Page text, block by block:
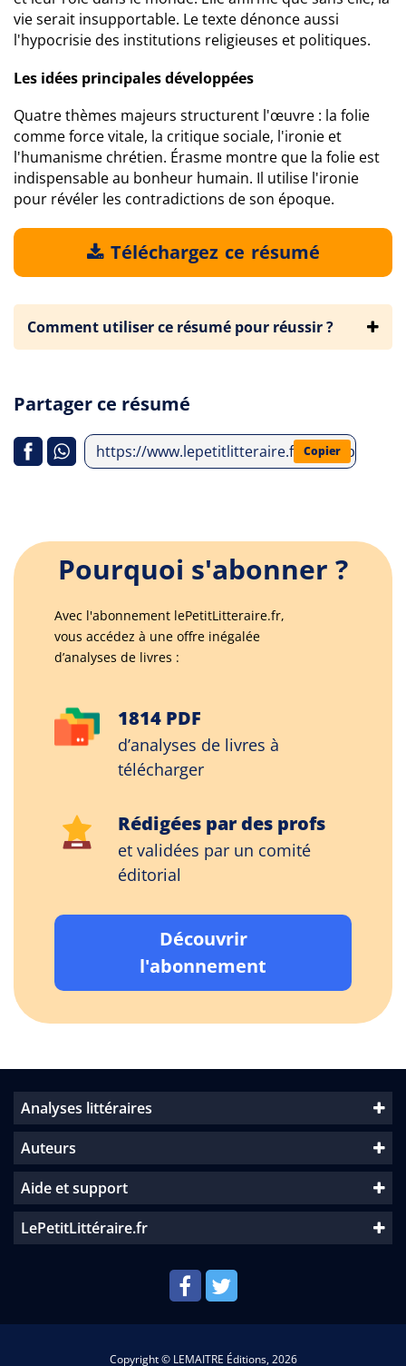
vie serait insupportable. Le texte dénonce aussi
l'hypocrisie des institutions religieuses et politiques.
Les idées principales développées
Quatre thèmes majeurs structurent l'œuvre : la folie
comme force vitale, la critique sociale, l'ironie et
l'humanisme chrétien. Érasme montre que la folie est
indispensable au bonheur humain. Il utilise l'ironie
pour révéler les contradictions de son époque.
Téléchargez ce résumé
Comment utiliser ce résumé pour réussir ?
Partager ce résumé
https://www.lepetitlitteraire.fr/index.php/
Copier
Pourquoi s'abonner ?
Avec l'abonnement lePetitLitteraire.fr,
vous accédez à une offre inégalée
d’analyses de livres :
1814 PDF
d’analyses de livres à
télécharger
Rédigées par des profs
et validées par un comité
éditorial
Découvrir
l'abonnement
Analyses littéraires
Auteurs
Aide et support
LePetitLittéraire.fr
Copyright © LEMAITRE Éditions, 2026